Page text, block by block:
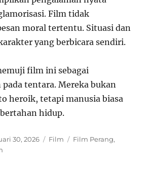
Film tidak
moral tertentu. Situasi dan
yang berbicara sendiri.
film ini sebagai
tentara. Mereka bukan
heroik, tetapi manusia biasa
hidup.
30, 2026 Categories
Film Tags
Film Perang,